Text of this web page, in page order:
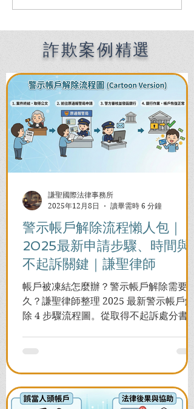
Filipinos in Taiwan:
Chien Sheng
International Law Firm
詐欺案例精選
警示帳戶解除流程懶人包｜
2025最新申請步驟、時間與
不起訴關鍵｜謙聖律師
帳戶被凍結怎麼辦？警示帳戶解除需要多
久？謙聖律師整理 2025 最新警示帳戶解
除 4 步驟流程圖。從取得不起訴處分書到
謙聖國際法律事務所
2025年12月8日
讀畢需時 6 分鐘